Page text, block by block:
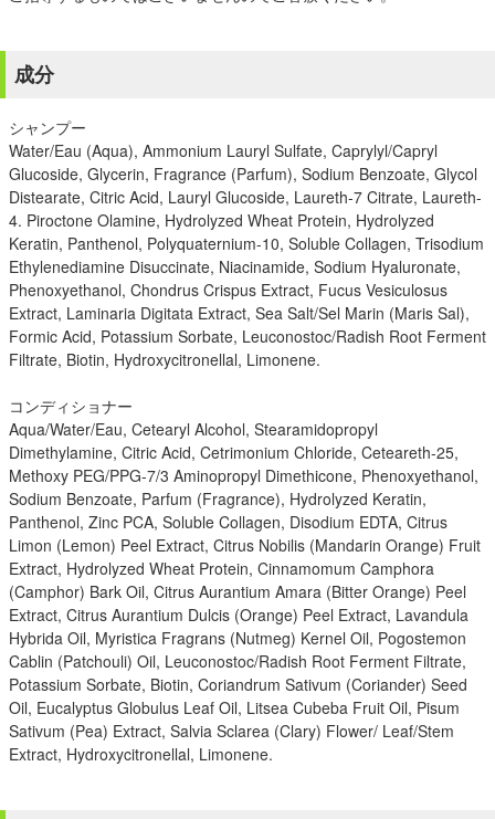
成分
シャンプー
Water/Eau (Aqua), Ammonium Lauryl Sulfate, Caprylyl/Capryl
Glucoside, Glycerin, Fragrance (Parfum), Sodium Benzoate, Glycol
Distearate, Citric Acid, Lauryl Glucoside, Laureth-7 Citrate, Laureth-
4. Piroctone Olamine, Hydrolyzed Wheat Protein, Hydrolyzed
Keratin, Panthenol, Polyquaternium-10, Soluble Collagen, Trisodium
Ethylenediamine Disuccinate, Niacinamide, Sodium Hyaluronate,
Phenoxyethanol, Chondrus Crispus Extract, Fucus Vesiculosus
Extract, Laminaria Digitata Extract, Sea Salt/Sel Marin (Maris Sal),
Formic Acid, Potassium Sorbate, Leuconostoc/Radish Root Ferment
Filtrate, Biotin, Hydroxycitronellal, Limonene.
コンディショナー
Aqua/Water/Eau, Cetearyl Alcohol, Stearamidopropyl
Dimethylamine, Citric Acid, Cetrimonium Chloride, Ceteareth-25,
Methoxy PEG/PPG-7/3 Aminopropyl Dimethicone, Phenoxyethanol,
Sodium Benzoate, Parfum (Fragrance), Hydrolyzed Keratin,
Panthenol, Zinc PCA, Soluble Collagen, Disodium EDTA, Citrus
Limon (Lemon) Peel Extract, Citrus Nobilis (Mandarin Orange) Fruit
Extract, Hydrolyzed Wheat Protein, Cinnamomum Camphora
(Camphor) Bark Oil, Citrus Aurantium Amara (Bitter Orange) Peel
Extract, Citrus Aurantium Dulcis (Orange) Peel Extract, Lavandula
Hybrida Oil, Myristica Fragrans (Nutmeg) Kernel Oil, Pogostemon
Cablin (Patchouli) Oil, Leuconostoc/Radish Root Ferment Filtrate,
Potassium Sorbate, Biotin, Coriandrum Sativum (Coriander) Seed
Oil, Eucalyptus Globulus Leaf Oil, Litsea Cubeba Fruit Oil, Pisum
Sativum (Pea) Extract, Salvia Sclarea (Clary) Flower/ Leaf/Stem
Extract, Hydroxycitronellal, Limonene.